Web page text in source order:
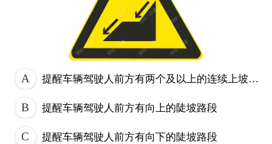
提醒车辆驾驶人前方有两个及以上的连续上坡路段
提醒车辆驾驶人前方有向上的陡坡路段
提醒车辆驾驶人前方有向下的陡坡路段